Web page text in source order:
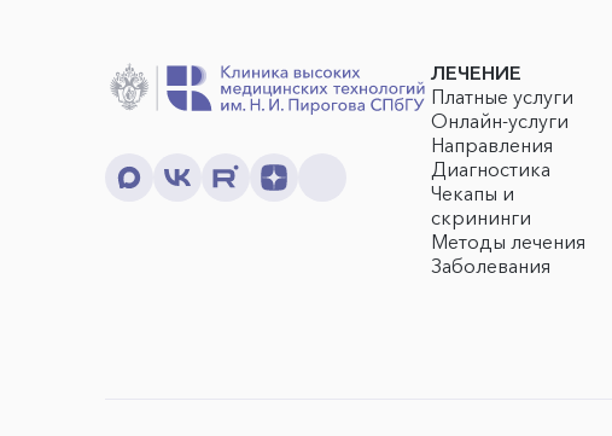
ЛЕЧЕНИЕ
Платные услуги
Онлайн-услуги
Направления
Диагностика
Чекапы и
скрининги
Методы лечения
Заболевания